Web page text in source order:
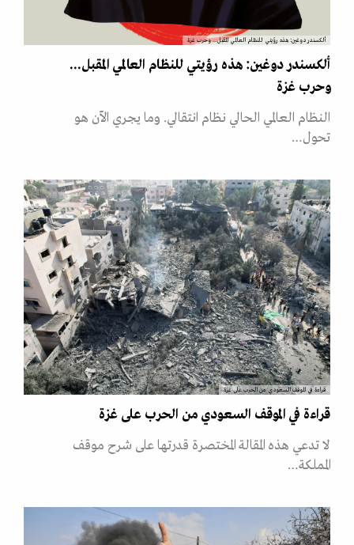
ألكسندر دوغين: هذه رؤيتي للنظام العالمي المقبل... وحرب غزة
ألكسندر دوغين: هذه رؤيتي للنظام العالمي المقبل...
وحرب غزة
النظام العالمي الحالي نظام انتقالي. وما يجري الآن هو
تحول…
قراءة في الموقف السعودي من الحرب على غزة
قراءة في الموقف السعودي من الحرب على غزة
لا تدعي هذه المقالة المختصرة قدرتها على شرح موقف
المملكة…